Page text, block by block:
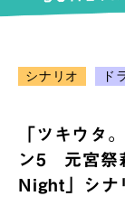
シナリオ ド
「ツキウタ
ン5 元宮祭
Night」シナ